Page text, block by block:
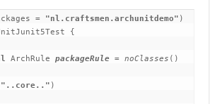
= "nl.craftsmen.archunitdemo"
{
ArchRule packageRule = noClasses ()
"..core.." )